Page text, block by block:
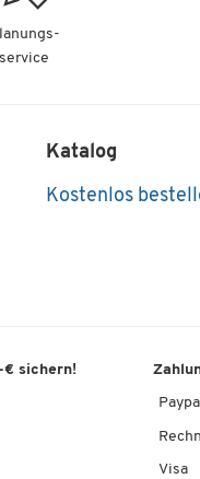
service
Katalog
Kostenlos
€ sichern!
Visa